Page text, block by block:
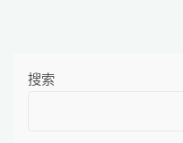
搜索